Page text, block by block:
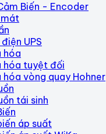
Biến - Encoder
UPS
hóa
hóa tuyệt đối
hóa vòng quay Hohner
tái sinh
áp suất